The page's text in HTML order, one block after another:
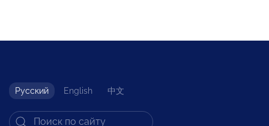
Русский English 中文